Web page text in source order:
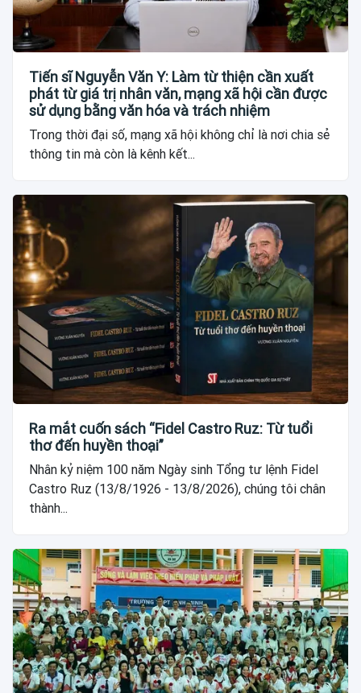
Tiến sĩ Nguyễn Văn Y: Làm từ thiện cần xuất
phát từ giá trị nhân văn, mạng xã hội cần được
sử dụng bằng văn hóa và trách nhiệm
Trong thời đại số, mạng xã hội không chỉ là nơi chia sẻ
thông tin mà còn là kênh kết...
Ra mắt cuốn sách “Fidel Castro Ruz: Từ tuổi
thơ đến huyền thoại”
Nhân kỷ niệm 100 năm Ngày sinh Tổng tư lệnh Fidel
Castro Ruz (13/8/1926 - 13/8/2026), chúng tôi chân
thành...